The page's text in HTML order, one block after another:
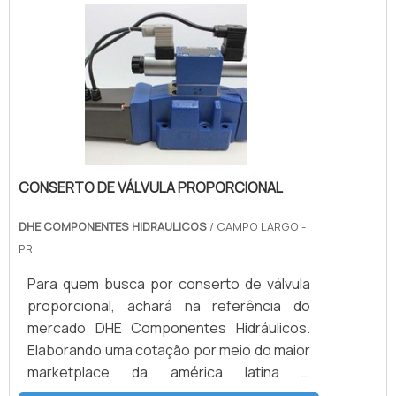
tubo com ótima qualidade e excelente
custo-benefício.A empresa conta com um
time de profissionais qualificados para o
serviço, além de investir em equipamentos
modernos, que se ajustam a sua
necessidade. A Solution Controles é uma
empresa que tem despontado no
segmento por toda seriedade e qualidade,
o que fecha todo o ciclo de entrega com
excelência para seus
parceiros.Certificações: ISO
598INMETROPEDATEXASTMCEAPI 607 FIRE
SAFENACESILASMEIECEXANSI3A
CONSERTO DE VÁLVULA PROPORCIONAL
DHE COMPONENTES HIDRAULICOS / CAMPO LARGO -
PR
Para quem busca por conserto de válvula
proporcional, achará na referência do
mercado DHE Componentes Hidráulicos.
Elaborando uma cotação por meio do maior
marketplace da américa latina e